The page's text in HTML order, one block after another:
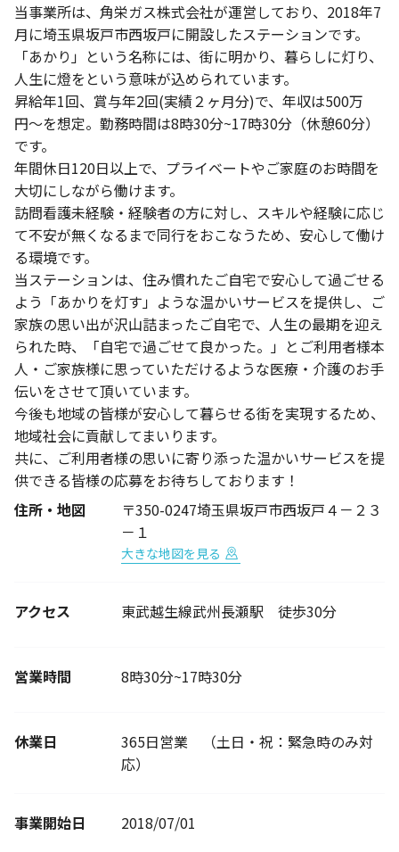
当事業所は、角栄ガス株式会社が運営しており、2018年7
月に埼玉県坂戸市西坂戸に開設したステーションです。
「あかり」という名称には、街に明かり、暮らしに灯り、
人生に燈をという意味が込められています。
昇給年1回、賞与年2回(実績２ヶ月分)で、年収は500万
円〜を想定。勤務時間は8時30分~17時30分（休憩60分）
です。
年間休日120日以上で、プライベートやご家庭のお時間を
大切にしながら働けます。
訪問看護未経験・経験者の方に対し、スキルや経験に応じ
て不安が無くなるまで同行をおこなうため、安心して働け
る環境です。
当ステーションは、住み慣れたご自宅で安心して過ごせる
よう「あかりを灯す」ような温かいサービスを提供し、ご
家族の思い出が沢山詰まったご自宅で、人生の最期を迎え
られた時、「自宅で過ごせて良かった。」とご利用者様本
人・ご家族様に思っていただけるような医療・介護のお手
伝いをさせて頂いています。
今後も地域の皆様が安心して暮らせる街を実現するため、
地域社会に貢献してまいります。
共に、ご利用者様の思いに寄り添った温かいサービスを提
供できる皆様の応募をお待ちしております！
住所・地図
〒350-0247埼玉県坂戸市西坂戸４－２３
－１
大きな地図を見る
アクセス 東武越生線武州長瀬駅 徒歩30分
営業時間 8時30分~17時30分
休業日
365日営業 （土日・祝：緊急時のみ対
応）
事業開始日 2018/07/01